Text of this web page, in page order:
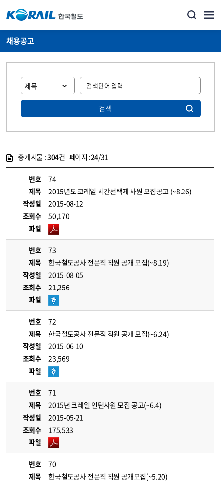
채용공고
검색
총게시물 :304건 페이지 :24/31
번호
74
제목
2015년도 코레일 시간선택제 사원 모집공고 (~8.26)
작성일
2015-08-12
조회수
50,170
파일
번호
73
제목
한국철도공사 전문직 직원 공개 모집(~8.19)
작성일
2015-08-05
조회수
21,256
파일
번호
72
제목
한국철도공사 전문직 직원 공개 모집(~6.24)
작성일
2015-06-10
조회수
23,569
파일
번호
71
제목
2015년 코레일 인턴사원 모집 공고(~6.4)
작성일
2015-05-21
조회수
175,533
파일
번호
70
제목
한국철도공사 전문직 직원 공개모집(~5.20)